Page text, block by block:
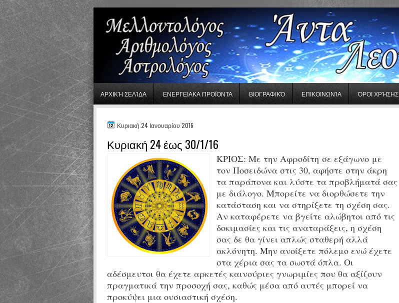
ΑΡΧΙΚΉ ΣΕΛΊΔΑ ΕΝΕΡΓΕΙΑΚΑ ΠΡΟΪΟΝΤΑ ΒΙΟΓΡΑΦΙΚΌ ΕΠΙΚΟΙΝΩΝΊΑ ΌΡΟΙ ΧΡΉΣΗΣ
Κυριακή 24 Ιανουαρίου 2016
Κυριακή 24 έως 30/1/16
ΚΡΙΟΣ: Με την Αφροδίτη σε εξάγωνο με
τον Ποσειδώνα στις 30, αφήστε στην άκρη
τα παράπονα και λύστε τα προβλήματά σας
με διάλογο. Μπορείτε να διορθώσετε την
κατάσταση και να στηρίξετε τη σχέση σας.
Αν καταφέρετε να βγείτε αλώβητοι από τις
δοκιμασίες και τις αναταράξεις, η σχέση
σας δε θα γίνει απλώς σταθερή αλλά
ακλόνητη. Μην ανοίξετε πόλεμο ενώ έχετε
στα χέρια σας τα σωστά όπλα. Οι
αδέσμευτοι θα έχετε αρκετές καινούριες γνωριμίες που θα αξίζουν
πραγματικά την προσοχή σας, καθώς μέσα από αυτές μπορεί να
προκύψει μια ουσιαστική σχέση.